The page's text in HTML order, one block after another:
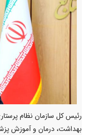
رئیس کل سازمان نظام
بهداشت، درمان و آموزش